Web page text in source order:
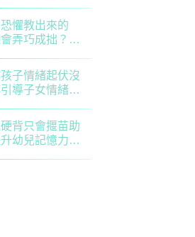
懼教出來的
弄巧成拙？專
子情緒起伏沒
導子女情緒降
背只會揠苗助
幼兒記憶力5